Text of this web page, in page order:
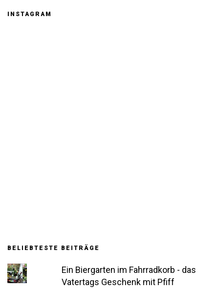
INSTAGRAM
BELIEBTESTE BEITRÄGE
Ein Biergarten im Fahrradkorb - das
Vatertags Geschenk mit Pfiff